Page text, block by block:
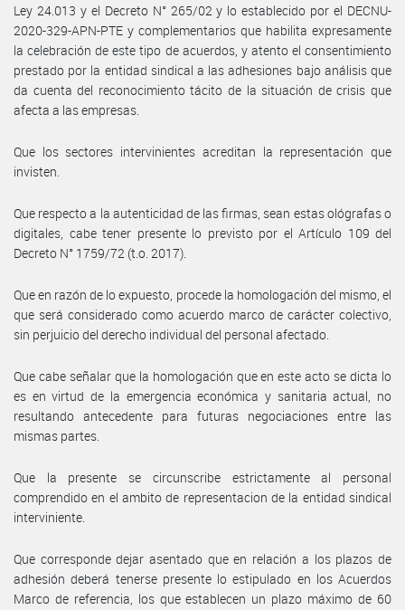
Ley 24.013 y el Decreto N° 265/02 y lo establecido por el DECNU-
2020-329-APN-PTE y complementarios que habilita expresamente
la celebración de este tipo de acuerdos, y atento el consentimiento
prestado por la entidad sindical a las adhesiones bajo análisis que
da cuenta del reconocimiento tácito de la situación de crisis que
afecta a las empresas.
Que los sectores intervinientes acreditan la representación que
invisten.
Que respecto a la autenticidad de las firmas, sean estas ológrafas o
digitales, cabe tener presente lo previsto por el Artículo 109 del
Decreto N° 1759/72 (t.o. 2017).
Que en razón de lo expuesto, procede la homologación del mismo, el
que será considerado como acuerdo marco de carácter colectivo,
sin perjuicio del derecho individual del personal afectado.
Que cabe señalar que la homologación que en este acto se dicta lo
es en virtud de la emergencia económica y sanitaria actual, no
resultando antecedente para futuras negociaciones entre las
mismas partes.
Que la presente se circunscribe estrictamente al personal
comprendido en el ambito de representacion de la entidad sindical
interviniente.
Que corresponde dejar asentado que en relación a los plazos de
adhesión deberá tenerse presente lo estipulado en los Acuerdos
Marco de referencia, los que establecen un plazo máximo de 60